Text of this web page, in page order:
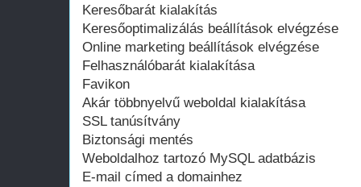
Keresőbarát kialakítás
Keresőoptimalizálás beállítások elvégzése
Online marketing beállítások elvégzése
Felhasználóbarát kialakítása
Favikon
Akár többnyelvű weboldal kialakítása
SSL tanúsítvány
Biztonsági mentés
Weboldalhoz tartozó MySQL adatbázis
E-mail címed a domainhez